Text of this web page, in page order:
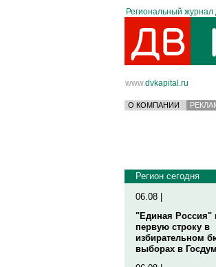
Региональный журнал
www.dvkapital.ru
О КОМПАНИИ
Регион сегодня
06.08 |
"Единая Россия"
первую строку в
избирательном
выборах в